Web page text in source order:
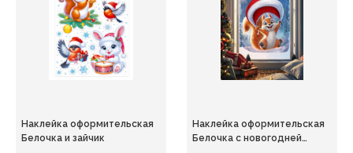
Наклейка оформительская
Белочка и зайчик
Наклейка оформительская
Белочка с новогодней